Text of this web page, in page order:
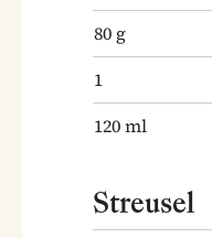
80 g
1
120ml
Streusel